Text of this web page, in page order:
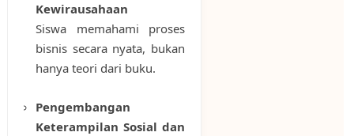
Kewirausahaan
Siswa memahami proses
bisnis secara nyata, bukan
hanya teori dari buku.
Pengembangan
Keterampilan Sosial dan